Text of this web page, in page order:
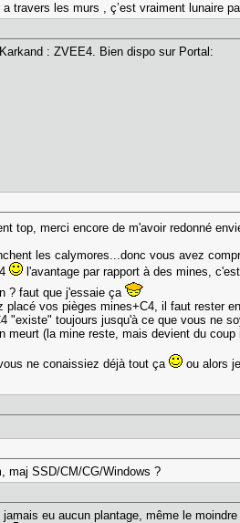
a travers les murs , ç’est vraiment lunaire
: ZVEE4. Bien dispo sur Portal:
top, merci encore de m'avoir redonné
les calymores...donc vous avez
l'avantage par rapport à des mines,
? faut que j'essaie ça
vos pièges mines+C4, il faut rester
"existe" toujours jusqu'à ce que vous ne
meurt (la mine reste, mais devient du coup
ne conaissiez déjà tout ça ou alors
maj SSD/CM/CG/Windows ?
eu aucun plantage, même le